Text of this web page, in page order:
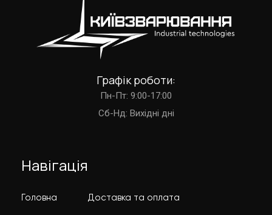
Графік роботи:
Пн-Пт: 9:00-17:00
Cб-Нд: Вихідні дні
Навігація
Головна Доставка та оплата